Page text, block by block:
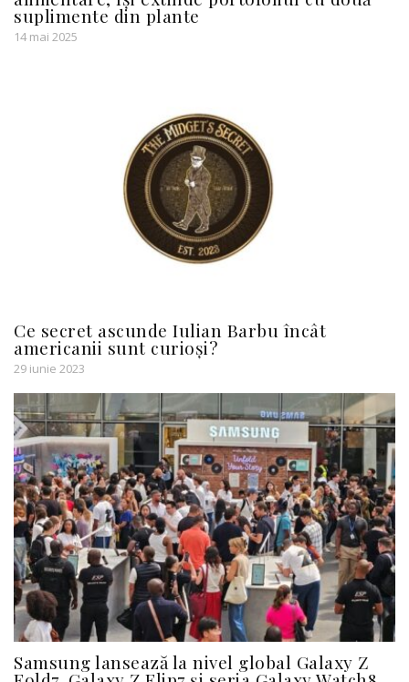
suplimente din plante
14 mai 2025
Ce secret ascunde Iulian Barbu încât
americanii sunt curioși?
29 iunie 2023
Samsung lansează la nivel global Galaxy Z